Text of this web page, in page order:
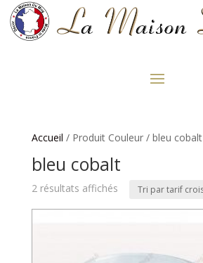
Accueil / Produit Couleur / bleu cobalt
bleu cobalt
2 résultats affichésTrié